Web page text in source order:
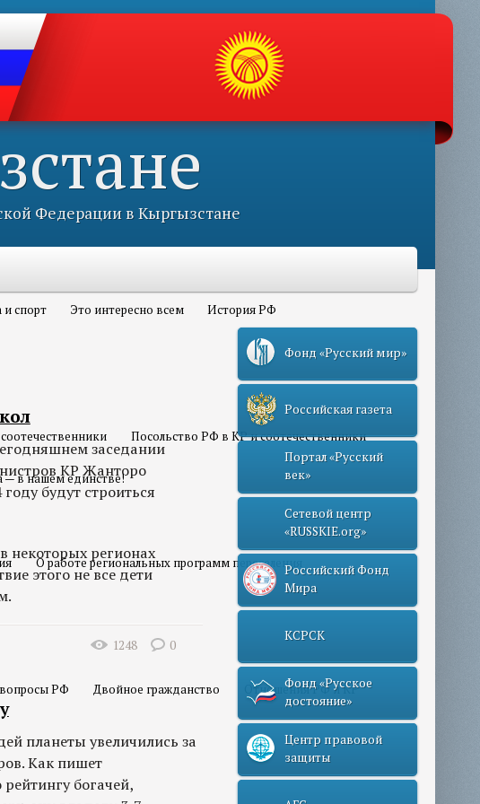
Федерации в Кыргызстане
и спорт Это интересно всем История РФ
Посольство РФ в КР и соотечественники
— в нашем единстве!
О работе региональных программ переселения
РФ Двойное гражданство Отношения РФ и КР
заседании
КР Жанторо
будут строиться
некоторых регионах
этого не все дети
1248 0
планеты увеличились за
Как пишет
богачей,
Фонд «Русский мир»
Российская газета
Портал «Русский
век»
Сетевой центр
«RUSSKIE.org»
Российский Фонд
Мира
КСРСК
Фонд «Русское
достояние»
Центр правовой
защиты